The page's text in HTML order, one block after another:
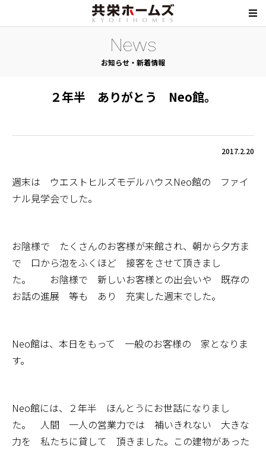
News
お知らせ・新着情報
２年半 ありがとう Neo館。
2017.2.20
週末は ウエストヒルズモデルハウスNeo館の ファイ
ナル見学会でした。
お陰様で たくさんのお客様が来館され、朝から夕方ま
で 口から泡をふくほど 接客をさせて頂きまし
た。 お陰様で 新しいお客様との出会いや 既存の
お話の進展 等も あり 充実した週末でした。
Neo館は、本日をもって 一般のお客様の 家となりま
す。
Neo館には、２年半 ほんとうにお世話になりまし
た。 人間 一人の営業力では 補いきれない 大きな
力を 私たちに貸して 頂きました。この建物があった